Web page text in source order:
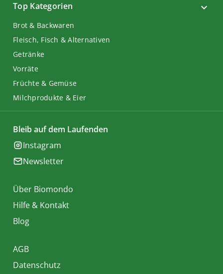
Top Kategorien
Brot & Backwaren
Fleisch, Fisch & Alternativen
Getränke
Vorräte
Früchte & Gemüse
Milchprodukte & Eier
Bleib auf dem Laufenden
Instagram
Newsletter
Über Biomondo
Hilfe & Kontakt
Blog
AGB
Datenschutz